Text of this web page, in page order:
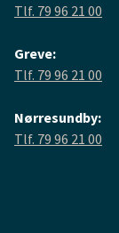
Tlf. 79 96 21 00
Greve:
Tlf. 79 96 21 00
Nørresundby:
Tlf. 79 96 21 00